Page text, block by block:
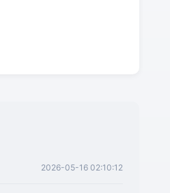
2026-05-16 02:10:12